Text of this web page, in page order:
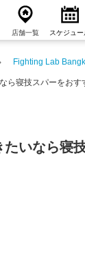
店舗一覧 スケジュー
Fighting Lab
ら寝技スパーをおす
いなら寝